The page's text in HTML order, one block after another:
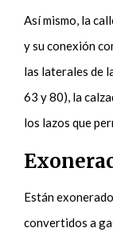
Así mismo, la
y su conexión
las laterales de
63 y 80), la
los lazos que
Están
convertidos a